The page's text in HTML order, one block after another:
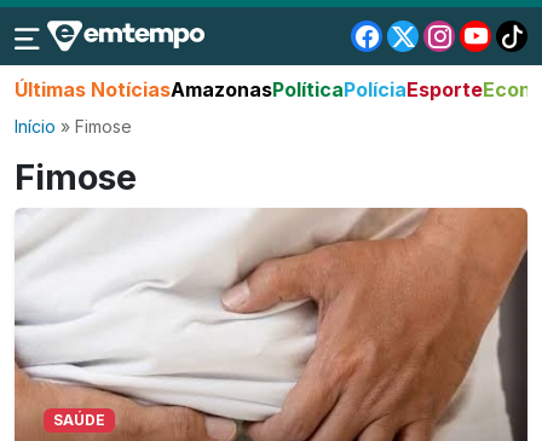
Últimas NotíciasAmazonasPolíticaPolíciaEsporte
Início » Fimose
Fimose
SAÚDE